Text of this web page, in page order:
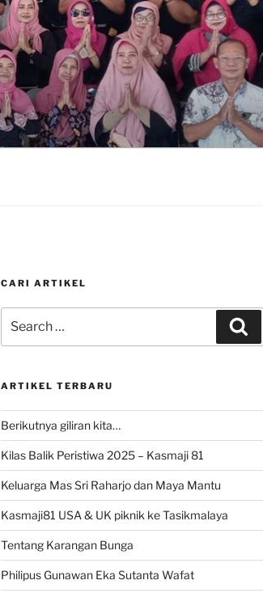
CARI ARTIKEL
for:
ARTIKEL TERBARU
Berikutnya giliran kita…
Kilas Balik Peristiwa 2025 – Kasmaji 81
Keluarga Mas Sri Raharjo dan Maya Mantu
Kasmaji81 USA & UK piknik ke Tasikmalaya
Tentang Karangan Bunga
Philipus Gunawan Eka Sutanta Wafat